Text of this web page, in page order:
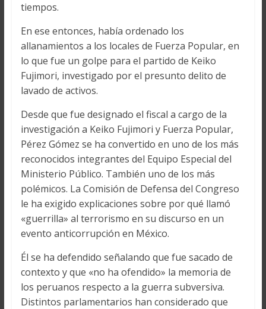
tiempos.
En ese entonces, había ordenado los
allanamientos a los locales de Fuerza Popular, en
lo que fue un golpe para el partido de Keiko
Fujimori, investigado por el presunto delito de
lavado de activos.
Desde que fue designado el fiscal a cargo de la
investigación a Keiko Fujimori y Fuerza Popular,
Pérez Gómez se ha convertido en uno de los más
reconocidos integrantes del Equipo Especial del
Ministerio Público. También uno de los más
polémicos. La Comisión de Defensa del Congreso
le ha exigido explicaciones sobre por qué llamó
«guerrilla» al terrorismo en su discurso en un
evento anticorrupción en México.
Él se ha defendido señalando que fue sacado de
contexto y que «no ha ofendido» la memoria de
los peruanos respecto a la guerra subversiva.
Distintos parlamentarios han considerado que